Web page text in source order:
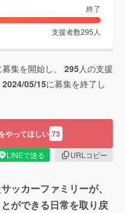
終了
支援者数295 人
募集を開始し、 295人の支援
2024/05/15に募集を終了し
やってほしい 73
LINEで送る
URLコピー
ッカーファミリーが、
ができる日常を取り戻